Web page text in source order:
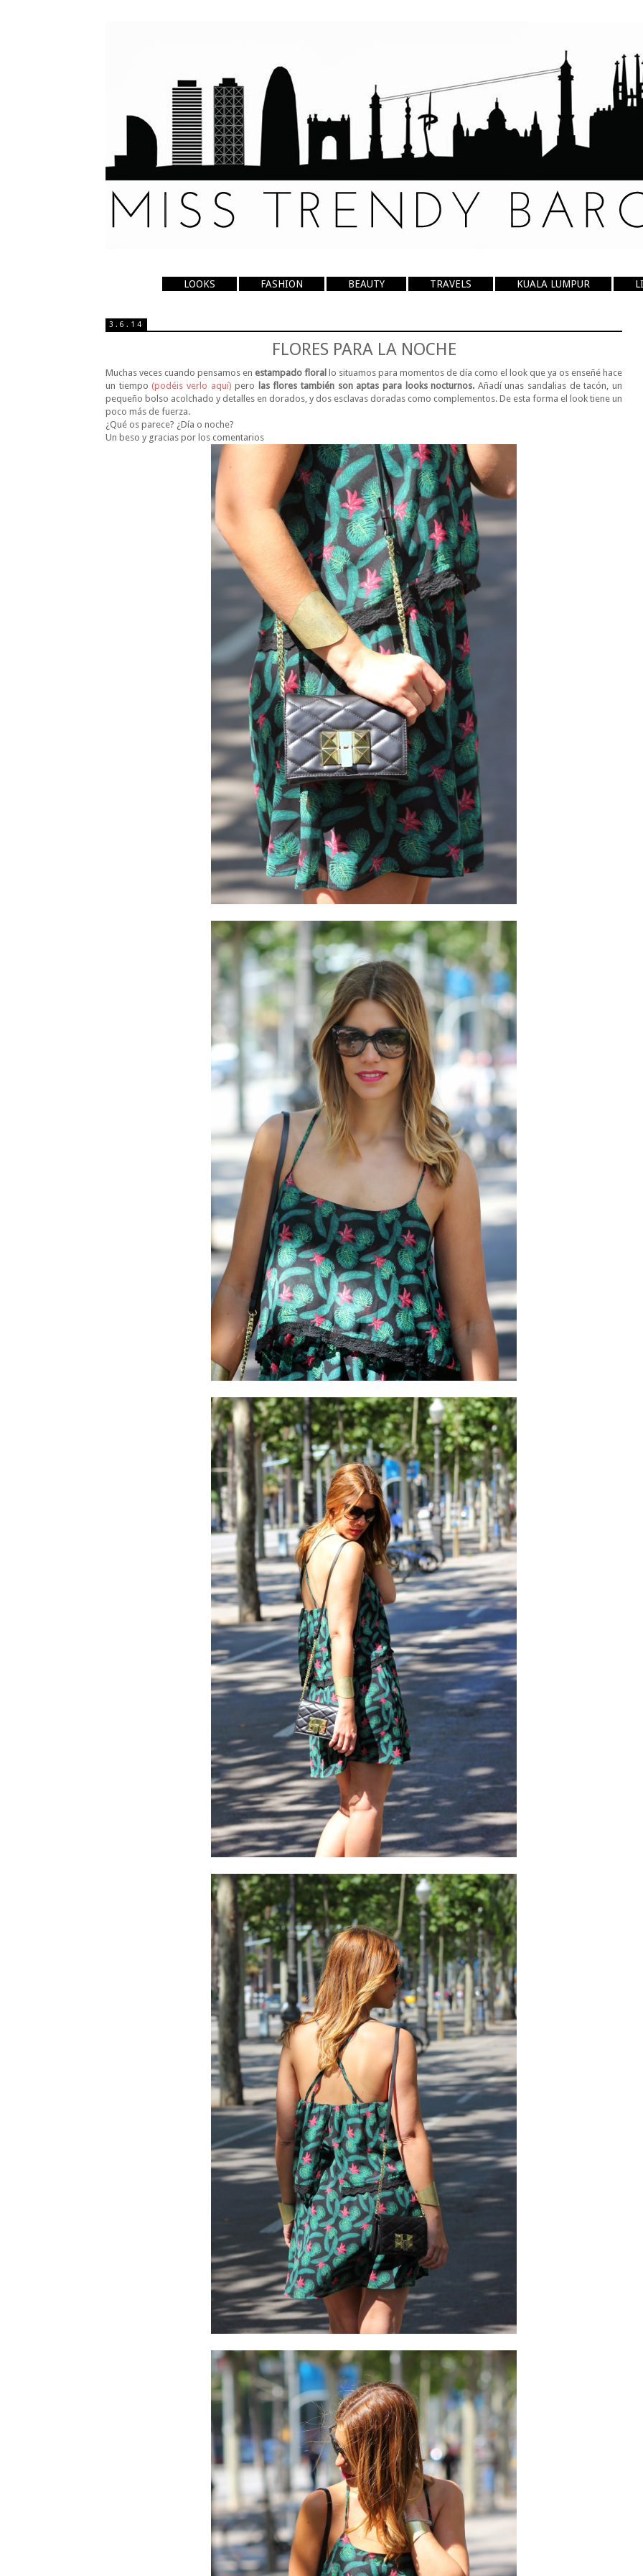
LOOKS FASHION BEAUTY TRAVELS KUALA LUMPUR
3.6.14
FLORES PARA LA NOCHE
Muchas veces cuando pensamos en estampado floral
lo situamos para momentos de día como el look que ya os enseñé hace
un tiempo(podéis verlo aquí) pero las flores también son aptas para looks nocturnos. Añadí unas sandalias de tacón, un
pequeño bolso acolchado y detalles en dorados, y dos esclavas doradas como complementos. De esta forma el look tiene un
poco más de fuerza.
¿Qué os parece? ¿Día o noche?
Un beso y gracias por los comentarios